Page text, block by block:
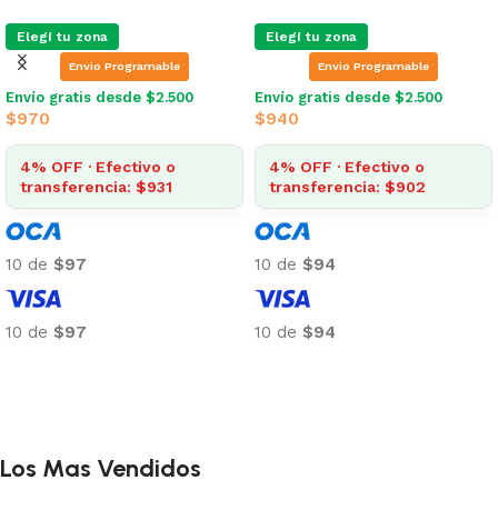
Elegí tu zona
Envio Programable
Envío gratis desde $2.500
$970
4% OFF · Efectivo o
transferencia: $931
10 de $97
10 de $97
Elegí tu zona
Envio Programable
Envío gratis desde $2.500
$940
4% OFF · Efectivo o
transferencia: $902
10 de $94
10 de $94
Los Mas Vendidos